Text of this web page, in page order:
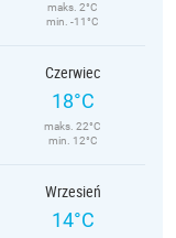
maks. 2°C
min. -11°C
Czerwiec
18°C
maks. 22°C
min. 12°C
Wrzesień
14°C